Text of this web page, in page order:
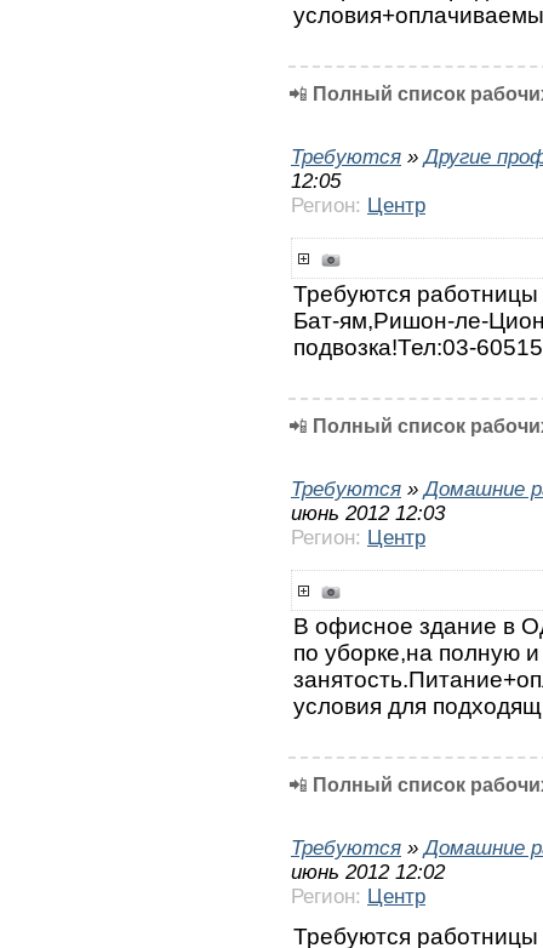
📲 Полный список
Требуются »Другие
12:05
Регион: Центр
Требуются работницы
Бат-ям,Ришон-ле-
подвозка!Тел:03-
📲 Полный список
Требуются »Домашние
июнь 2012 12:03
Регион: Центр
В офисное здание в
по уборке,на полную
условия для
📲 Полный список
Требуются »Домашние
июнь 2012 12:02
Регион: Центр
Требуются